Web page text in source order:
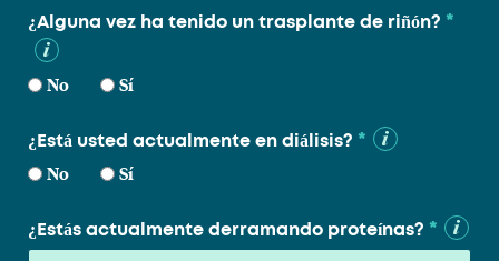
¿Alguna vez ha tenido un trasplante de riñón? *
No Sí
¿Está usted actualmente en diálisis? *
No Sí
¿Estás actualmente derramando proteínas? *